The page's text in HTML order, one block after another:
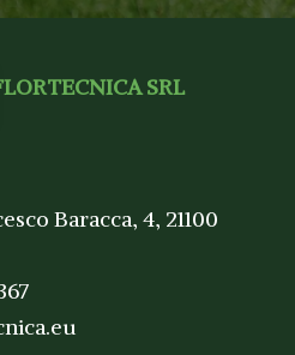
SRL
Baracca, 4, 21100